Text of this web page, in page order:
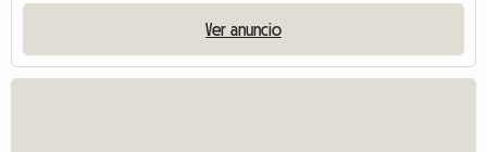
Ver anuncio